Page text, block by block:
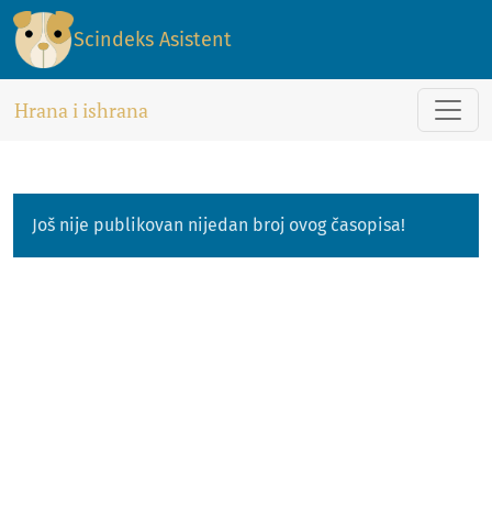
Scindeks Asistent
Hrana i ishrana
Još nije publikovan nijedan broj ovog časopisa!